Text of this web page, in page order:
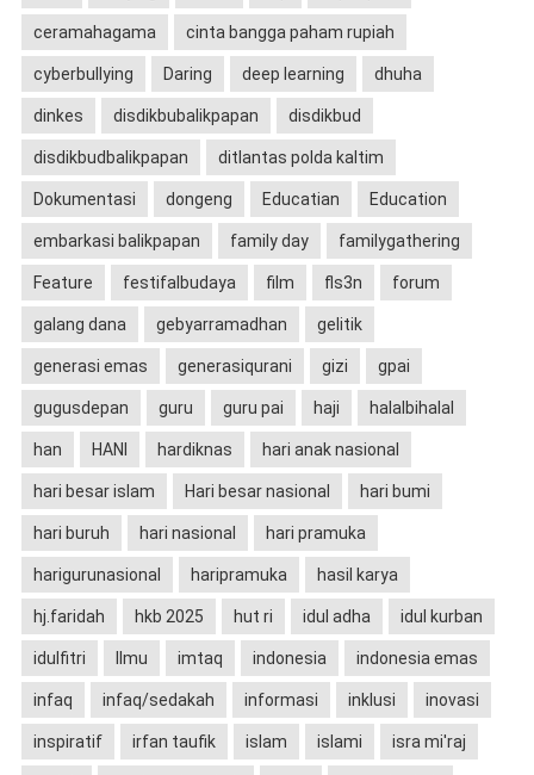
ceramahagama cinta bangga paham rupiah
cyberbullying Daring deep learning dhuha
dinkes disdikbubalikpapan disdikbud
disdikbudbalikpapan ditlantas polda kaltim
Dokumentasi dongeng Educatian Education
embarkasi balikpapan family day familygathering
Feature festifalbudaya film fls3n forum
galang dana gebyarramadhan gelitik
generasi emas generasiqurani gizi gpai
gugusdepan guru guru pai haji halalbihalal
han HANI hardiknas hari anak nasional
hari besar islam Hari besar nasional hari bumi
hari buruh hari nasional hari pramuka
harigurunasional haripramuka hasil karya
hj.faridah hkb 2025 hut ri idul adha idul kurban
idulfitri Ilmu imtaq indonesia indonesia emas
infaq infaq/sedakah informasi inklusi inovasi
inspiratif irfan taufik islam islami isra mi'raj